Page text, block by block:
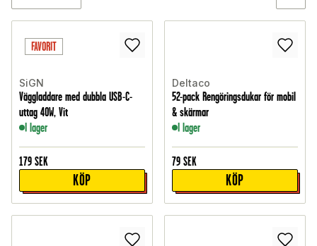
FAVORIT
SiGN
Väggladdare med dubbla USB-C-
uttag 40W, Vit
I lager
179 SEK
KÖP
Deltaco
52-pack Rengöringsdukar för mobil
& skärmar
I lager
79 SEK
KÖP